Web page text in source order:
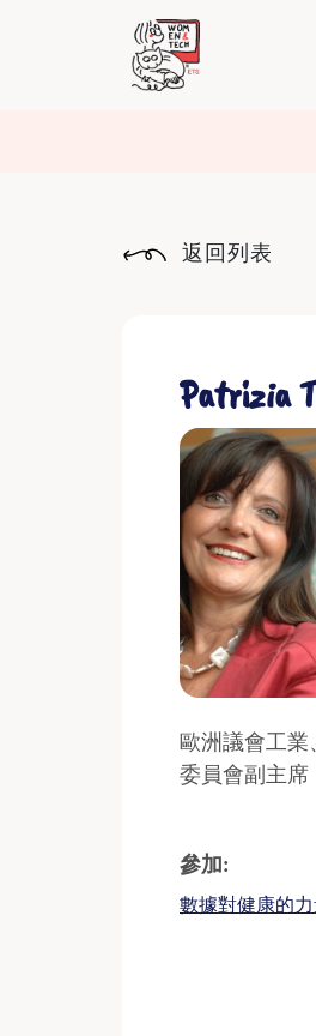
返回列表
Patrizia
歐洲議會工
委員會副主席
參加:
數據對健康的